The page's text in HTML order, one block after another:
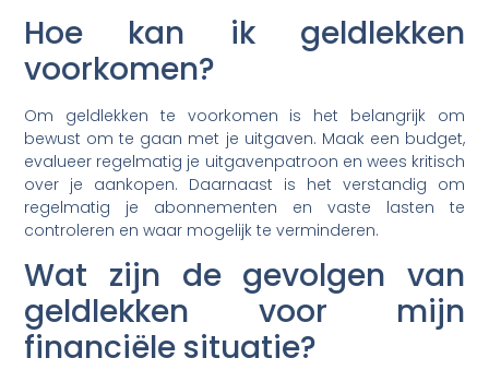
Hoe kan ik geldlekken
voorkomen?
Om geldlekken te voorkomen is het belangrijk om
bewust om te gaan met je uitgaven. Maak een budget,
evalueer regelmatig je uitgavenpatroon en wees kritisch
over je aankopen. Daarnaast is het verstandig om
regelmatig je abonnementen en vaste lasten te
controleren en waar mogelijk te verminderen.
Wat zijn de gevolgen van
geldlekken voor mijn
financiële situatie?